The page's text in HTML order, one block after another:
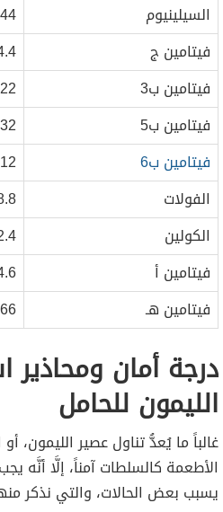
السيلينيوم
فيتامين ج
94.4
فيتامين ب3
فيتامين ب5
0.32
فيتامين ب6
الفولات
48.8
الكولين
12.4
فيتامين أ
14.6
فيتامين هـ
درجة أمان ومحاذير
الليمون للحامل
غالباً ما يُعدُّ تناول عصير الليمون،
الأطعمة كالسلطات آمناً، إلَّا أنَّه
يسبب بعض الحالات، والتي نذكر